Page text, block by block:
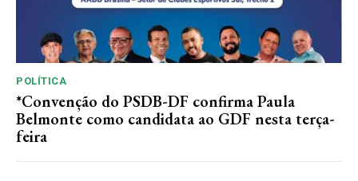
POLÍTICA
*Convenção do PSDB-DF confirma Paula
Belmonte como candidata ao GDF nesta terça-
feira